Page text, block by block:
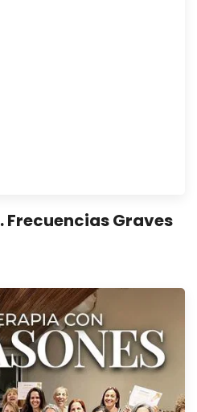
Frecuencias Graves